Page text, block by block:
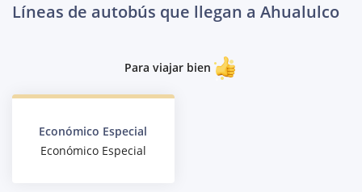
Líneas de autobús que llegan a Ahualulco
Para viajar bien
Económico Especial
Económico Especial